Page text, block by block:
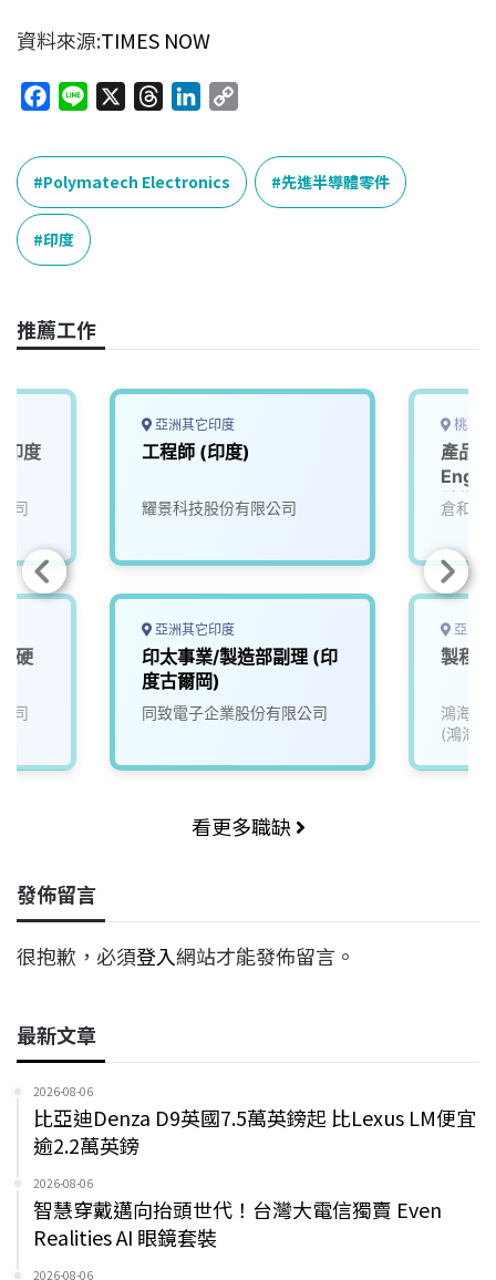
資料來源:TIMES NOW
c
e
b
o
o
n
e
r
e
a
n
k
e
y
Polymatech Electronics 先進半導體零件
印度
推薦工作
印度
司
硬
司
亞洲其它印度
工程師 (印度)
耀景科技股份有限公司
亞洲其它印度
印太事業/製造部副理 (印
度古爾岡)
同致電子企業股份有限公司
桃園
產品
儲備
倉和股
亞洲
製程
鴻海精
(鴻海)
看更多職缺
發佈留言
很抱歉，必須登入網站才能發佈留言。
最新文章
2026-08-06
比亞迪Denza D9英國7.5萬英鎊起 比Lexus LM便宜
逾2.2萬英鎊
2026-08-06
智慧穿戴邁向抬頭世代！台灣大電信獨賣 Even
Realities AI 眼鏡套裝
2026-08-06